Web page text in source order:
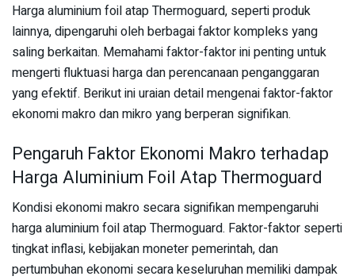
Harga aluminium foil atap Thermoguard, seperti produk
lainnya, dipengaruhi oleh berbagai faktor kompleks yang
saling berkaitan. Memahami faktor-faktor ini penting untuk
mengerti fluktuasi harga dan perencanaan penganggaran
yang efektif. Berikut ini uraian detail mengenai faktor-faktor
ekonomi makro dan mikro yang berperan signifikan.
Pengaruh Faktor Ekonomi Makro terhadap
Harga Aluminium Foil Atap Thermoguard
Kondisi ekonomi makro secara signifikan mempengaruhi
harga aluminium foil atap Thermoguard. Faktor-faktor seperti
tingkat inflasi, kebijakan moneter pemerintah, dan
pertumbuhan ekonomi secara keseluruhan memiliki dampak